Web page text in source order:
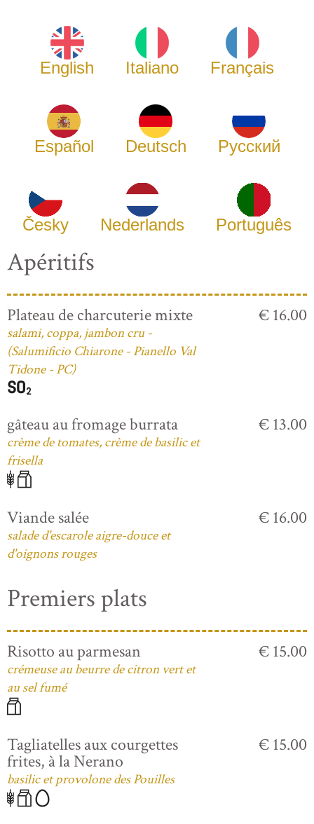
English Italiano Français
Español Deutsch Русский
Česky Nederlands Português
Apéritifs
Plateau de charcuterie mixte
salami, coppa, jambon cru -
(Salumificio Chiarone - Pianello Val
Tidone - PC)
€ 16.00
gâteau au fromage burrata
crème de tomates, crème de basilic et
frisella
€ 13.00
Viande salée
salade d'escarole aigre-douce et
d'oignons rouges
€ 16.00
Premiers plats
Risotto au parmesan
crémeuse au beurre de citron vert et
au sel fumé
€ 15.00
Tagliatelles aux courgettes
frites, à la Nerano
basilic et provolone des Pouilles
€ 15.00